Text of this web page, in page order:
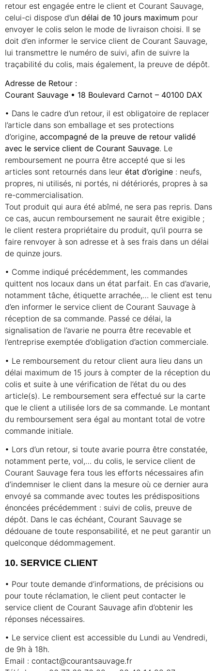
retour est engagée entre le client et Courant Sauvage,
celui-ci dispose d’un délai de 10 jours maximum pour
envoyer le colis selon le mode de livraison choisi. Il se
doit d’en informer le service client de Courant Sauvage,
lui transmettre le numéro de suivi, afin de suivre la
traçabilité du colis, mais également, la preuve de dépôt.
Adresse de Retour :
Courant Sauvage • 18 Boulevard Carnot – 40100 DAX
• Dans le cadre d’un retour, il est obligatoire de replacer
l’article dans son emballage et ses protections
d’origine, accompagné de la preuve de retour validé
avec le service client de Courant Sauvage. Le
remboursement ne pourra être accepté que si les
articles sont retournés dans leur état d’origine : neufs,
propres, ni utilisés, ni portés, ni détériorés, propres à sa
re-commercialisation.
Tout produit qui aura été abîmé, ne sera pas repris. Dans
ce cas, aucun remboursement ne saurait être exigible ;
le client restera propriétaire du produit, qu’il pourra se
faire renvoyer à son adresse et à ses frais dans un délai
de quinze jours.
• Comme indiqué précédemment, les commandes
quittent nos locaux dans un état parfait. En cas d’avarie,
notamment tâche, étiquette arrachée,… le client est tenu
d’en informer le service client de Courant Sauvage à
réception de sa commande. Passé ce délai, la
signalisation de l’avarie ne pourra être recevable et
l’entreprise exemptée d’obligation d’action commerciale.
• Le remboursement du retour client aura lieu dans un
délai maximum de 15 jours à compter de la réception du
colis et suite à une vérification de l’état du ou des
article(s). Le remboursement sera effectué sur la carte
que le client a utilisée lors de sa commande. Le montant
du remboursement sera égal au montant total de votre
commande initiale.
• Lors d’un retour, si toute avarie pourra être constatée,
notamment perte, vol,… du colis, le service client de
Courant Sauvage fera tous les efforts nécessaires afin
d’indemniser le client dans la mesure où ce dernier aura
envoyé sa commande avec toutes les prédispositions
énoncées précédemment : suivi de colis, preuve de
dépôt. Dans le cas échéant, Courant Sauvage se
dédouane de toute responsabilité, et ne peut garantir un
quelconque dédommagement.
10. SERVICE CLIENT
• Pour toute demande d’informations, de précisions ou
pour toute réclamation, le client peut contacter le
service client de Courant Sauvage afin d’obtenir les
réponses nécessaires.
• Le service client est accessible du Lundi au Vendredi,
de 9h à 18h.
Email : contact@courantsauvage.fr